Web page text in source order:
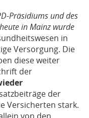
Präsidiums und des
in Mainz wurde
in
Versorgung. Die
diese weiter
der
der
Versicherten stark.